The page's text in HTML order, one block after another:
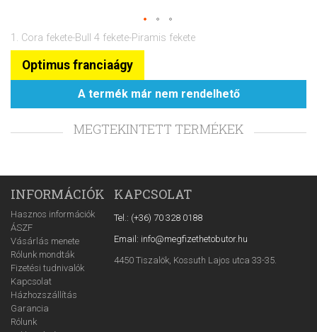
1. Cora fekete-Bull 4 fekete-Piramis fekete
Optimus franciaágy
A termék már nem rendelhető
MEGTEKINTETT TERMÉKEK
INFORMÁCIÓK
Hasznos információk
ÁSZF
Vásárlás menete
Rólunk mondták
Fizetési tudnivalók
Kapcsolat
Házhozszállítás
Garancia
Rólunk
KAPCSOLAT
Tel.: (+36) 70 328 0188
Email: info@megfizethetobutor.hu
4450 Tiszalök, Kossuth Lajos utca 33-35.